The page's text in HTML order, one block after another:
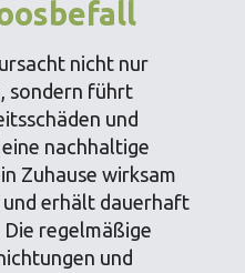
nicht nur
sondern führt
und
nachhaltige
Zuhause wirksam
erhält dauerhaft
regelmäßige
und